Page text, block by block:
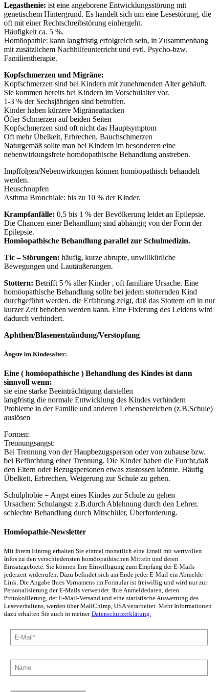
Legasthenie: ist eine angeborene Entwicklungsstörung mit
genetischem Hintergrund. Es handelt sich um eine Lesestörung, die
oft mit einer Rechtschreibstörung einhergeht.
Häufigkeit ca. 5 %.
Homöopathie: kann langfristig erfolgreich sein, in Zusammenhang
mit zusätzlichem Nachhilfeunterricht und evtl. Psycho-bzw.
Familientherapie.
Kopfschmerzen und Migräne:
Kopfschmerzen sind bei Kindern mit zunehmenden Alter gehäuft.
Sie kommen bereits bei Kindern im Vorschulalter vor.
1-3 % der Sechsjährigen sind betroffen.
Kinder haben kürzere Migräneattacken
Öfter Schmerzen auf beiden Seiten
Kopfschmerzen sind oft nicht das Hauptsymptom
Oft mehr Übelkeit, Erbrechen, Bauchschmerzen
Naturgemäß sollte man bei Kindern im besonderen eine
nebenwirkungsfreie homöopathische Behandlung anstreben.
Impffolgen/Nebenwirkungen können homöopathisch behandelt
werden.
Heuschnupfen
Asthma Bronchiale: bis zu 10 % der Kinder.
Krampfanfälle: 0,5 bis 1 % der Bevölkerung leidet an Epilepsie.
Die Chancen einer Behandlung sind abhängig von der Form der
Epilepsie.
Homöopathische Behandlung parallel zur Schulmedizin.
Tic – Störungen: häufig, kurze abrupte, unwillkürliche
Bewegungen und Lautäußerungen.
Stottern: Betrifft 5 % aller Kinder , oft familiäre Ursache. Eine
homöopathische Behandlung sollte bei jedem stotternden Kind
durchgeführt werden. die Erfahrung zeigt, daß das Stottern oft in nur
kurzer Zeit behoben werden kann. Eine Fixierung des Leidens wird
dadurch verhindert.
Aphthen/Blasenentzündung/Verstopfung
Ängste im Kindesalter:
Eine ( homöopathische ) Behandlung des Kindes ist dann
sinnvoll wenn:
sie eine starke Beeinträchtigung darstellen
langfristig die normale Entwicklung des Kindes verhindern
Probleme in der Familie und anderen Lebensbereichen (z.B.Schule)
auslösen
Formen:
Trennungsangst:
Bei Trennung von der Haupbezugsperson oder von zuhause bzw.
bei Befürchtung einer Trennung. Die Kinder haben die Furcht,daß
den Eltern oder Bezugspersonen etwas zustossen könnte. Häufig
Übelkeit, Erbrechen, Weigerung zur Schule zu gehen.
Schulphobie = Angst eines Kindes zur Schule zu gehen
Ursachen: Schulangst: z.B.durch Ablehnung durch den Lehrer,
schlechte Behandlung durch Mitschüler, Überforderung.
Homöopathie-Newsletter
Mit Ihrem Eintrag erhalten Sie einmal monatlich eine Email mit wertvollen
Infos zu den verschiedensten homöopathischen Mitteln und deren
Einsatzgebiete. Sie können Ihre Einwilligung zum Empfang der E-Mails
jederzeit widerrufen. Dazu befindet sich am Ende jeder E-Mail ein Abmelde-
Link. Die Angabe Ihres Vornamens im Formular ist freiwillig und wird nur zur
Personalisierung der E-Mails verwendet. Ihre Anmeldedaten, deren
Protokollierung, der E-Mail-Versand und eine statistische Auswertung des
Leseverhaltens, werden über MailChimp, USA verarbeitet. Mehr Informationen
dazu erhalten Sie auch in meinerDatenschutzerklärung.